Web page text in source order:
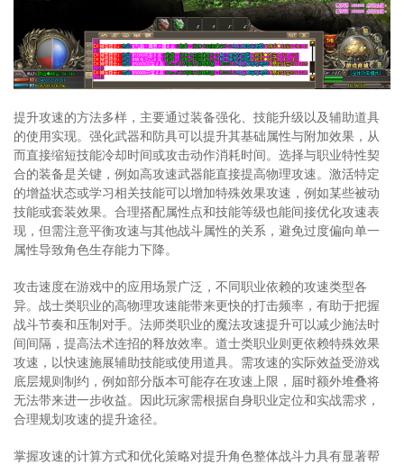
提升攻速的方法多样，主要通过装备强化、技能升级以及辅助道具
的使用实现。强化武器和防具可以提升其基础属性与附加效果，从
而直接缩短技能冷却时间或攻击动作消耗时间。选择与职业特性契
合的装备是关键，例如高攻速武器能直接提高物理攻速。激活特定
的增益状态或学习相关技能可以增加特殊效果攻速，例如某些被动
技能或套装效果。合理搭配属性点和技能等级也能间接优化攻速表
现，但需注意平衡攻速与其他战斗属性的关系，避免过度偏向单一
属性导致角色生存能力下降。
攻击速度在游戏中的应用场景广泛，不同职业依赖的攻速类型各
异。战士类职业的高物理攻速能带来更快的打击频率，有助于把握
战斗节奏和压制对手。法师类职业的魔法攻速提升可以减少施法时
间间隔，提高法术连招的释放效率。道士类职业则更依赖特殊效果
攻速，以快速施展辅助技能或使用道具。需攻速的实际效益受游戏
底层规则制约，例如部分版本可能存在攻速上限，届时额外堆叠将
无法带来进一步收益。因此玩家需根据自身职业定位和实战需求，
合理规划攻速的提升途径。
掌握攻速的计算方式和优化策略对提升角色整体战斗力具有显著帮